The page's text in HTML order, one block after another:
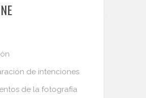
de intenciones
de la fotografía